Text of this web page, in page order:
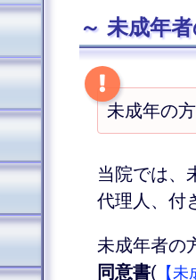
未成年
未成年の
当院では、
代理人、付
未成年者の
同意書( 【